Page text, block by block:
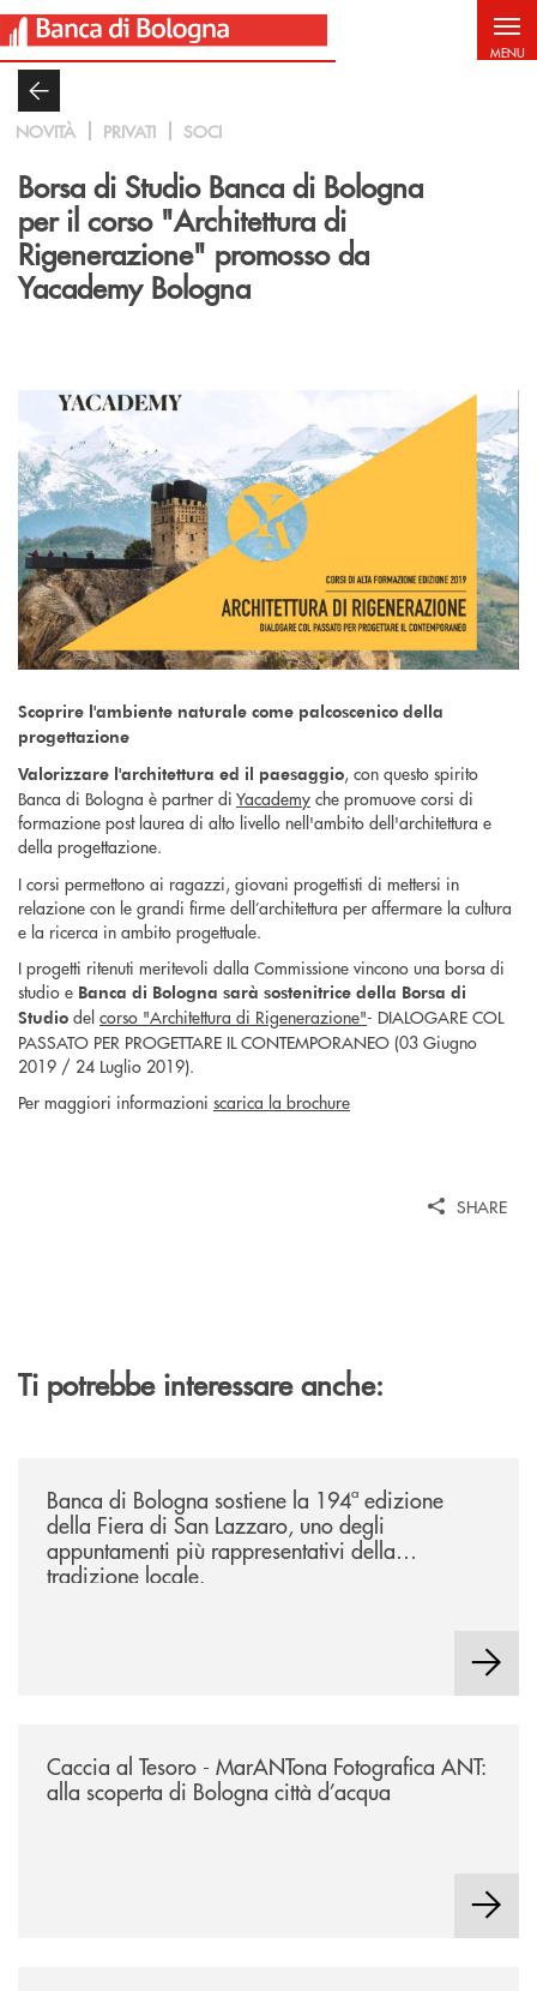
Salta al contenuto principale
MENU
NOVITÀ PRIVATI SOCI
Borsa di Studio Banca di Bologna
per il corso "Architettura di
Rigenerazione" promosso da
Yacademy Bologna
Scoprire l'ambiente naturale come palcoscenico della
progettazione
Valorizzare l'architettura ed il paesaggio, con questo spirito
Banca di Bologna è partner di Yacademy che promuove corsi di
formazione post laurea di alto livello nell'ambito dell'architettura e
della progettazione.
I corsi permettono ai ragazzi, giovani progettisti di mettersi in
relazione con le grandi firme dell’architettura per affermare la cultura
e la ricerca in ambito progettuale.
I progetti ritenuti meritevoli dalla Commissione vincono una borsa di
studio e Banca di Bologna sarà sostenitrice della Borsa di
Studio del corso "Architettura di Rigenerazione"- DIALOGARE COL
PASSATO PER PROGETTARE IL CONTEMPORANEO (03 Giugno
2019 / 24 Luglio 2019).
Per maggiori informazioni scarica la brochure
SHARE
Ti potrebbe interessare anche:
Banca di Bologna sostiene la 194ª edizione
della Fiera di San Lazzaro, uno degli
appuntamenti più rappresentativi della
tradizione locale.
Caccia al Tesoro - MarANTona Fotografica ANT:
alla scoperta di Bologna città d’acqua